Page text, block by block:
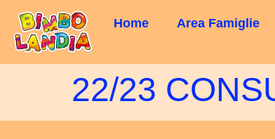
Home Area Famiglie
22/23